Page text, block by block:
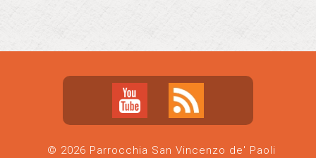
© 2026 Parrocchia San Vincenzo de' Paoli